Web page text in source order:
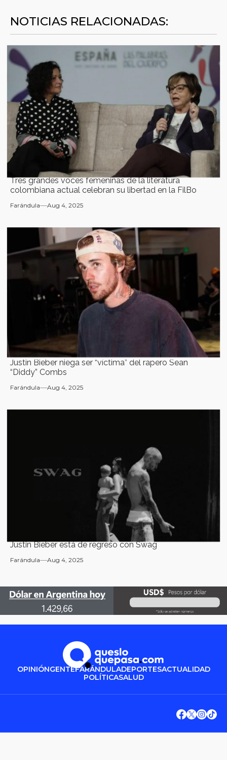
NOTICIAS RELACIONADAS:
Tres grandes voces femeninas de la literatura
colombiana actual celebran su libertad en la FilBo
Farándula Aug 4, 2025
Justin Bieber niega ser “víctima” del rapero Sean
“Diddy” Combs
Farándula Aug 4, 2025
Justin Bieber está de regreso con Swag
Farándula Aug 4, 2025
OPINIÓNGENTEFARÁNDULADEPORTESACTUALIDAD
POLÍTICASALUD